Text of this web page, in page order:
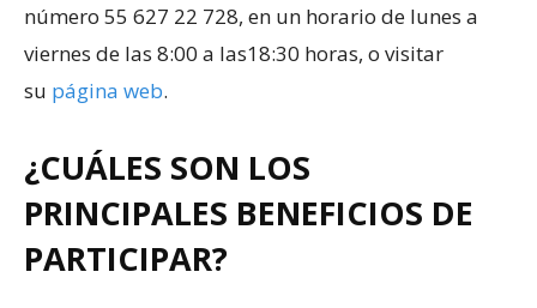
número 55 627 22 728, en un horario de lunes a
viernes de las 8:00 a las18:30 horas, o visitar
su página web.
¿CUÁLES SON LOS
PRINCIPALES BENEFICIOS DE
PARTICIPAR?